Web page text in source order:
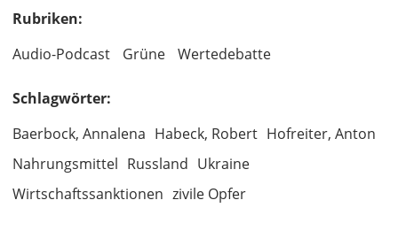
Rubriken:
Audio-Podcast
Grüne Wertedebatte
Schlagwörter:
Baerbock, Annalena Habeck, Robert Hofreiter, Anton
Nahrungsmittel Russland Ukraine
Wirtschaftssanktionen zivile Opfer